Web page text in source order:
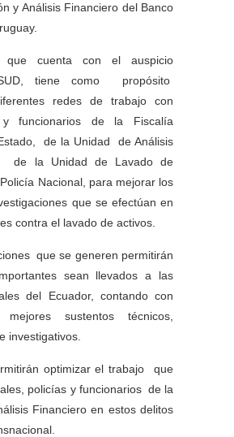
y Análisis Financiero del Banco
cuenta con el auspicio
tiene como propósito
redes de trabajo con
y funcionarios de la Fiscalía
de la Unidad de Análisis
de la Unidad de Lavado de
Nacional, para mejorar los
que se efectúan en
contra el lavado de activos.
que se generen permitirán
sean llevados a las
del Ecuador, contando con
sustentos técnicos,
investigativos.
optimizar el trabajo que
policías y funcionarios de la
Financiero en estos delitos